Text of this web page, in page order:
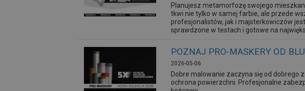
Planujesz metamorfozę swojego
tkwi nie tylko w samej farbie, ale przede
profesjonalistów, jak i majsterkowiczów
sprawdzone w testach i gotowe na
POZNAJ PRO-MASKERY OD
2026-05-06
Dobre malowanie zaczyna się od
ochrona powierzchni. Profesjonalne